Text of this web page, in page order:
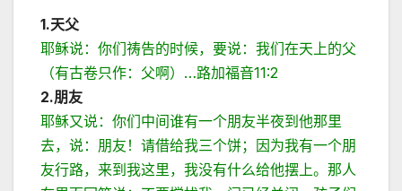
1.天父
耶稣说：你们祷告的时候，要说：我们在天上的父
（有古卷只作：父啊）…路加福音11:2
2.朋友
耶稣又说：你们中间谁有一个朋友半夜到他那里
去，说：朋友！请借给我三个饼；因为我有一个朋
友行路，来到我这里，我没有什么给他摆上。那人